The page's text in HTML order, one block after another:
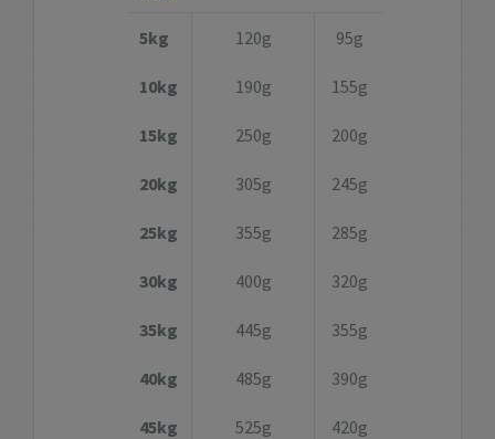
5kg 120g 95g
10kg 190g 155g
15kg 250g 200g
20kg 305g 245g
25kg 355g 285g
30kg 400g 320g
35kg 445g 355g
40kg 485g 390g
45kg 525g 420g